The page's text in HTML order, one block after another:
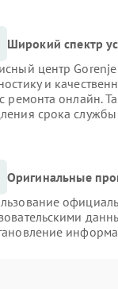
Широкий спектр
центр
и
ремонта онлайн.
срока службы
Оригинальные